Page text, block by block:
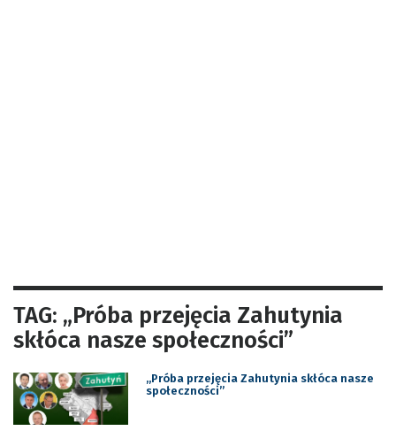
TAG: „Próba przejęcia Zahutynia
skłóca nasze społeczności”
„Próba przejęcia Zahutynia skłóca nasze
społeczności”